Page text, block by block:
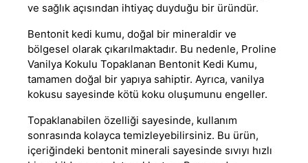
ve sağlık açısından ihtiyaç duyduğu bir üründür.
Bentonit kedi kumu, doğal bir mineraldir ve
bölgesel olarak çıkarılmaktadır. Bu nedenle, Proline
Vanilya Kokulu Topaklanan Bentonit Kedi Kumu,
tamamen doğal bir yapıya sahiptir. Ayrıca, vanilya
kokusu sayesinde kötü koku oluşumunu engeller.
Topaklanabilen özelliği sayesinde, kullanım
sonrasında kolayca temizleyebilirsiniz. Bu ürün,
içeriğindeki bentonit minerali sayesinde sıvıyı hızlı